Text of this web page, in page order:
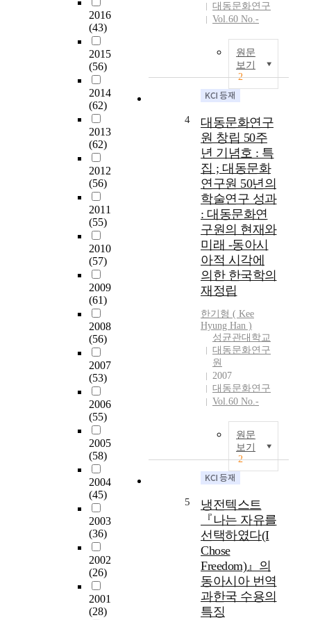
2016
(43)
2015
(56)
2014
(62)
2013
(62)
2012
(56)
2011
(55)
2010
(57)
2009
(61)
2008
(56)
2007
(53)
2006
(55)
2005
(58)
2004
(45)
2003
(36)
2002
(26)
2001
(28)
대동문화연구
Vol.60 No.-
원문
보기
2
4
대동문화연구
원 창립 50주
년 기념호 : 특
집 ; 대동문화
연구원 50년의
학술연구 성과
: 대동문화연
구원의 현재와
미래 -동아시
아적 시각에
의한 한국학의
재정립
한기형 ( Kee
Hyung Han )
성균관대학교
대동문화연구
원
2007
대동문화연구
Vol.60 No.-
원문
보기
2
5
냉전텍스트
『나는 자유를
선택하였다(I
Chose
Freedom)』의
동아시아 번역
과한국 수용의
특징